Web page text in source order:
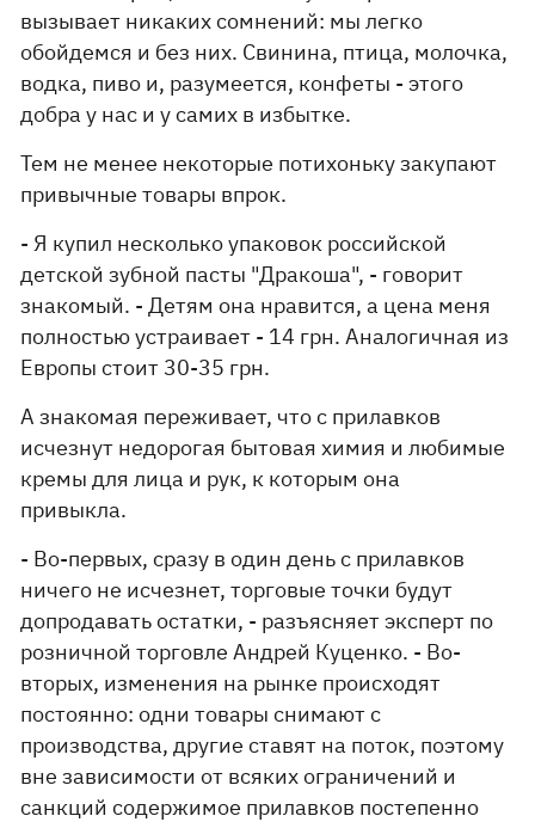
вызывает никаких сомнений: мы легко
обойдемся и без них. Свинина, птица, молочка,
водка, пиво и, разумеется, конфеты - этого
добра у нас и у самих в избытке.
Тем не менее некоторые потихоньку закупают
привычные товары впрок.
- Я купил несколько упаковок российской
детской зубной пасты "Дракоша", - говорит
знакомый. - Детям она нравится, а цена меня
полностью устраивает - 14 грн. Аналогичная из
Европы стоит 30-35 грн.
А знакомая переживает, что с прилавков
исчезнут недорогая бытовая химия и любимые
кремы для лица и рук, к которым она
привыкла.
- Во-первых, сразу в один день с прилавков
ничего не исчезнет, торговые точки будут
допродавать остатки, - разъясняет эксперт по
розничной торговле Андрей Куценко. - Во-
вторых, изменения на рынке происходят
постоянно: одни товары снимают с
производства, другие ставят на поток, поэтому
вне зависимости от всяких ограничений и
санкций содержимое прилавков постепенно